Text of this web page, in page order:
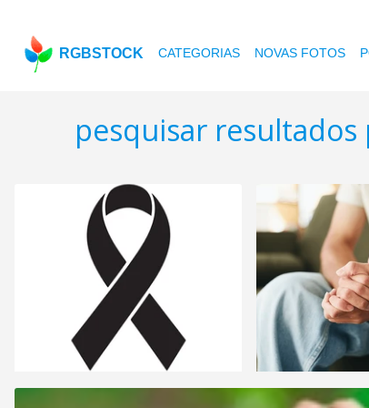
RGBSTOCK CATEGORIAS NOVAS FOTOS
pesquisar